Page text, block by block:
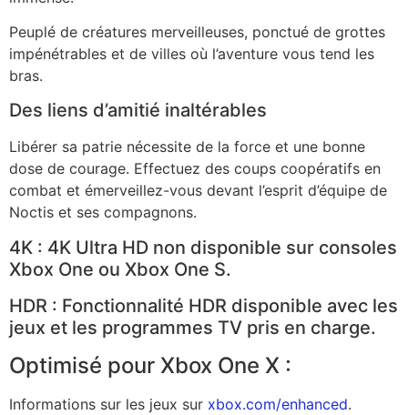
Peuplé de créatures merveilleuses, ponctué de grottes
impénétrables et de villes où l’aventure vous tend les
bras.
Des liens d’amitié inaltérables
Libérer sa patrie nécessite de la force et une bonne
dose de courage. Effectuez des coups coopératifs en
combat et émerveillez-vous devant l’esprit d’équipe de
Noctis et ses compagnons.
4K : 4K Ultra HD non disponible sur consoles
Xbox One ou Xbox One S.
HDR : Fonctionnalité HDR disponible avec les
jeux et les programmes TV pris en charge.
Optimisé pour Xbox One X :
Informations sur les jeux sur xbox.com/enhanced.